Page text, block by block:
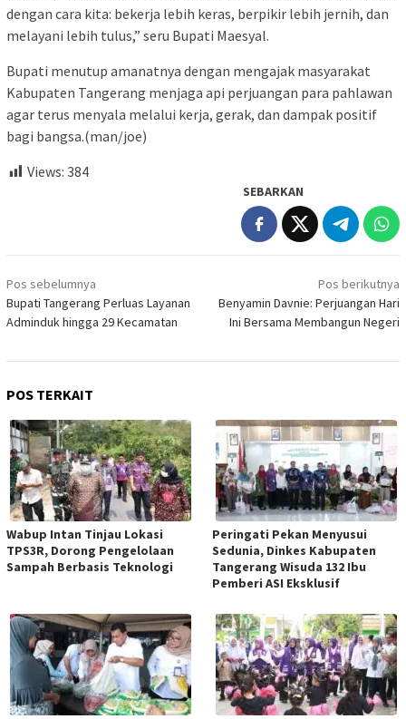
dengan cara kita: bekerja lebih keras, berpikir lebih jernih, dan
melayani lebih tulus,” seru Bupati Maesyal.
Bupati menutup amanatnya dengan mengajak masyarakat
Kabupaten Tangerang menjaga api perjuangan para pahlawan
agar terus menyala melalui kerja, gerak, dan dampak positif
bagi bangsa.(man/joe)
Views: 384
SEBARKAN
Navigasi
pos
Pos sebelumnya
Bupati Tangerang Perluas Layanan
Adminduk hingga 29 Kecamatan
Pos berikutnya
Benyamin Davnie: Perjuangan Hari
Ini Bersama Membangun Negeri
POS TERKAIT
Wabup Intan Tinjau Lokasi
TPS3R, Dorong Pengelolaan
Sampah Berbasis Teknologi
Peringati Pekan Menyusui
Sedunia, Dinkes Kabupaten
Tangerang Wisuda 132 Ibu
Pemberi ASI Eksklusif